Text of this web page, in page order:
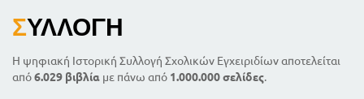
ΣΥΛΛΟΓΉ
Η ψηφιακή Ιστορική Συλλογή Σχολικών Εγχειριδίων αποτελείται
από6.029 βιβλία με πάνω από 1.000.000 σελίδες.